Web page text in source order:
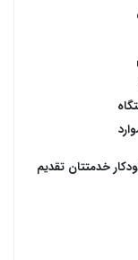
خدمتتان تقدیم